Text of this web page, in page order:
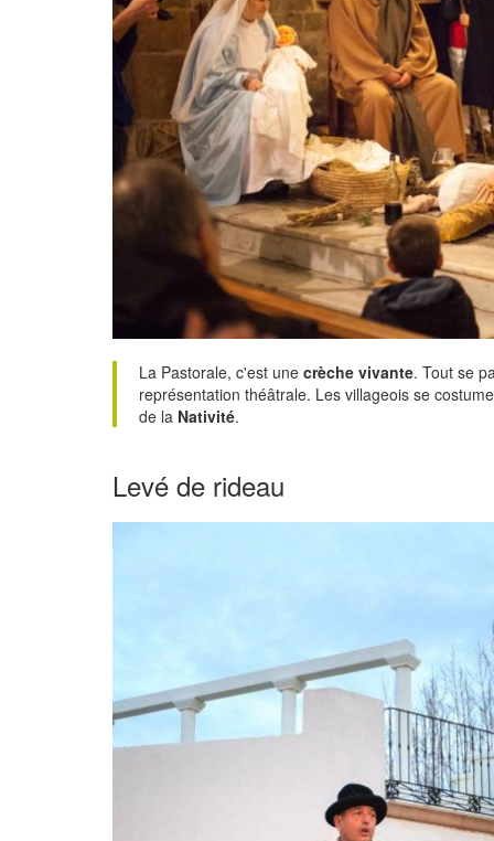
La Pastorale, c'est une crèche vivante. Tout se
représentation théâtrale. Les villageois se
de la Nativité.
Levé de rideau